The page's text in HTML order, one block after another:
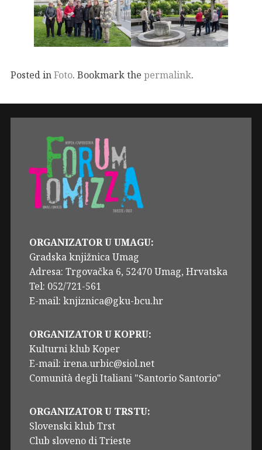
Posted inFoto. Bookmark the permalink.
ORGANIZATOR U UMAGU:
Gradska knjižnica Umag
Adresa: Trgovačka 6, 52470 Umag, Hrvatska
Tel: 052/721-561
E-mail: knjiznica@gku-bcu.hr
ORGANIZATOR U KOPRU:
Kulturni klub Koper
E-mail: irena.urbic@siol.net
Comunità degli Italiani "Santorio Santorio"
ORGANIZATOR U TRSTU:
Slovenski klub Trst
Club sloveno di Trieste